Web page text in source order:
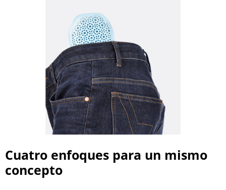
Cuatro enfoques para un mismo
concepto